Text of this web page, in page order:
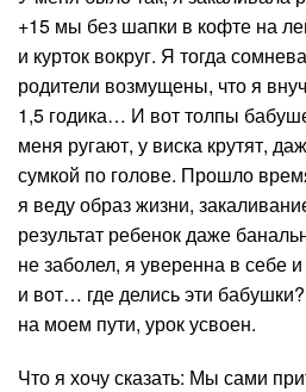
+15 мы без шапки в кофте на
и курток вокруг. Я тогда
родители возмущены, что я
1,5 годика… И вот толпы
меня ругают, у виска крутят,
сумкой по голове. Прошло
я веду образ жизни,
результат ребенок даже
не заболел, я уверенна в себе
и вот… где делись эти
на моем пути, урок усвоен.
Что я хочу сказать: Мы сами